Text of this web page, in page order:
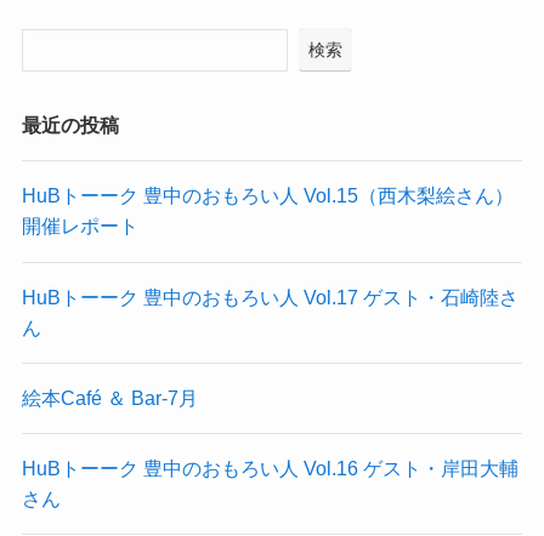
検索
最近の投稿
HuBトーーク 豊中のおもろい人 Vol.15（西木梨絵さん）
開催レポート
HuBトーーク 豊中のおもろい人 Vol.17 ゲスト・石崎陸さ
ん
絵本Café ＆ Bar-7月
HuBトーーク 豊中のおもろい人 Vol.16 ゲスト・岸田大輔
さん